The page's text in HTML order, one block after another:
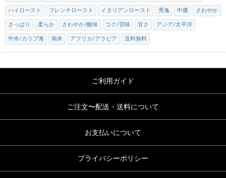
ハイロースト フレンチロースト イタリアンロースト 秀逸 中庸 さわやか
さっぱり 柔らか さわやか/酸味 コク/苦味 甘さ アジア/太平洋
中米/カリブ海 南米 アフリカ/アラビア 送料無料
ご利用ガイド
ご注文〜配送・送料について
お支払いについて
プライバシーポリシー